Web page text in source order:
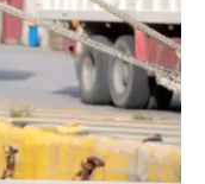
Δύο αλλοδαπές
από την
έκρηξη έξω από